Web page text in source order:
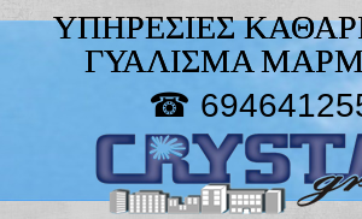
ΥΠΗΡΕΣΙΕΣ
ΓΥΑΛΙΣΜΑ
☎